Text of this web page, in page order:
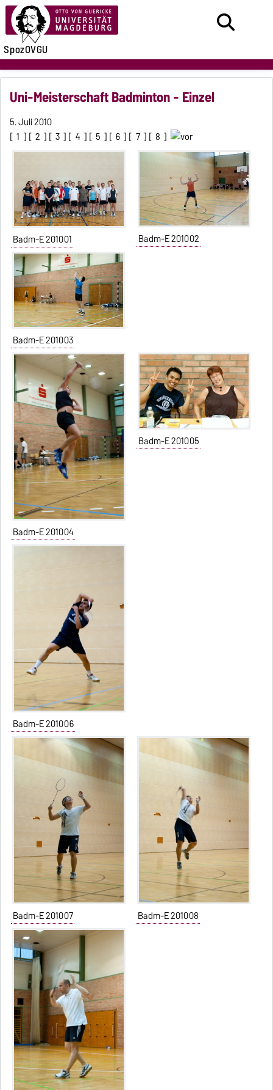
SpozOVGU
Uni-Meisterschaft Badminton - Einzel
5. Juli 2010
[ 1 ] [ 2 ] [ 3 ] [ 4 ] [ 5 ] [ 6 ] [ 7 ] [ 8 ]
Badm-E 201001 Badm-E 201002
Badm-E 201003
Badm-E 201004
Badm-E 201005
Badm-E 201006
Badm-E 201007 Badm-E 201008